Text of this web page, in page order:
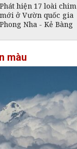
Phát hiện 17 loài chim
mới ở Vườn quốc gia
Phong Nha - Kẻ Bàng
thể làm chậm đà lan
của cháy rừng
màu